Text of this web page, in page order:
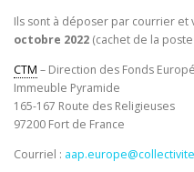
Ils sont à déposer par courrier et
octobre 2022 (cachet de la
CTM – Direction des Fonds
Immeuble Pyramide
165-167 Route des Religieuses
97200 Fort de France
Courriel :